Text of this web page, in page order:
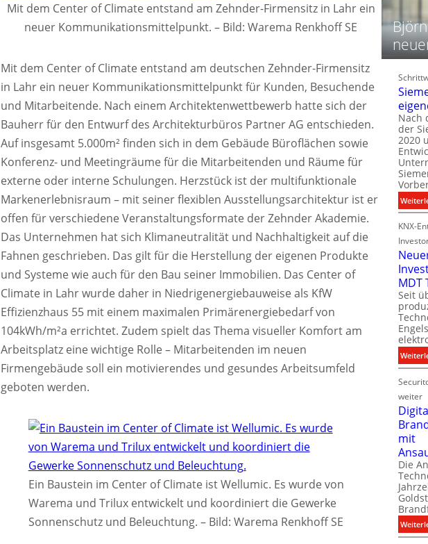
Mit dem Center of Climate entstand am Zehnder-Firmensitz in Lahr ein
neuer Kommunikationsmittelpunkt. – Bild: Warema Renkhoff SE
Mit dem Center of Climate entstand am deutschen Zehnder-Firmensitz
in Lahr ein neuer Kommunikationsmittelpunkt für Kunden, Besuchende
und Mitarbeitende. Nach einem Architektenwettbewerb hatte sich der
Bauherr für den Entwurf des Architekturbüros Partner AG entschieden.
Auf insgesamt 5.000m² finden sich in dem Gebäude Büroflächen sowie
Konferenz- und Meetingräume für die Mitarbeitenden und Räume für
externe oder interne Schulungen. Herzstück ist der multifunktionale
Markenerlebnisraum – mit seiner flexiblen Ausstellungsarchitektur ist er
offen für verschiedene Veranstaltungsformate der Zehnder Akademie.
Das Unternehmen hat sich Klimaneutralität und Nachhaltigkeit auf die
Fahnen geschrieben. Das gilt für die Herstellung der eigenen Produkte
und Systeme wie auch für den Bau seiner Immobilien. Das Center of
Climate in Lahr wurde daher in Niedrigenergiebauweise als KfW
Effizienzhaus 55 mit einem maximalen Primärenergiebedarf von
104kWh/m²a errichtet. Zudem spielt das Thema visueller Komfort am
Arbeitsplatz eine wichtige Rolle – Mitarbeitenden im neuen
Firmengebäude soll ein motivierendes und gesundes Arbeitsumfeld
geboten werden.
Ein Baustein im Center of Climate ist Wellumic. Es wurde von
Warema und Trilux entwickelt und koordiniert die Gewerke
Sonnenschutz und Beleuchtung. – Bild: Warema Renkhoff SE
c
h
t
l
e
c
t
g
s
t
c
i
k
s
e
f
r
i
g
i
t
l
P
d
t
a
t
Nach
der
2020
KNX-
MDT
Seit
weiter
mit
Die